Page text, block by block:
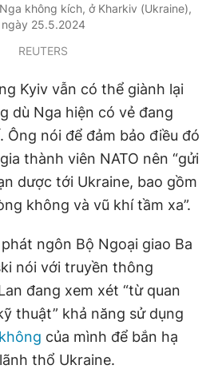
không kích, ở Kharkiv (Ukraine),
ngày 25.5.2024
REUTERS
Kyiv vẫn có thể giành lại
dù Nga hiện có vẻ đang
Ông nói để đảm bảo điều đó
thành viên NATO nên “gửi
dược tới Ukraine, bao gồm
không và vũ khí tầm xa”.
ngôn Bộ Ngoại giao Ba
nói với truyền thông
đang xem xét “từ quan
thuật” khả năng sử dụng
của mình để bắn hạ
thổ Ukraine.